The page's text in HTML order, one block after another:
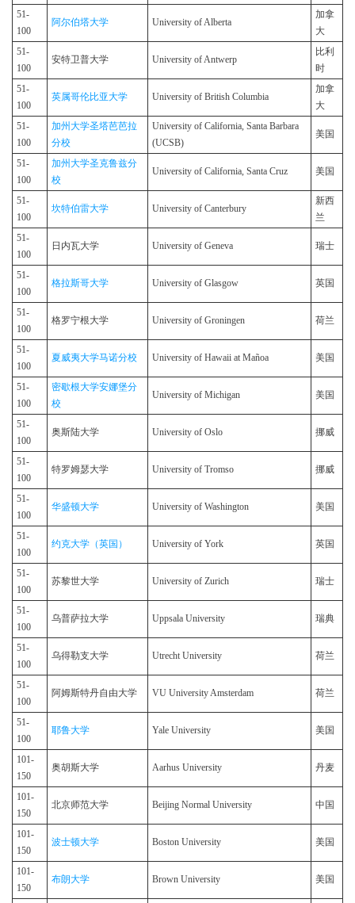
51-
100
阿尔伯塔大学 University of Alberta
加拿
大
51-
100
安特卫普大学 University of Antwerp
比利
时
51-
100
英属哥伦比亚大学 University of British Columbia
加拿
大
51-
100
加州大学圣塔芭芭拉
分校
University of California, Santa Barbara
(UCSB)
美国
51-
100
加州大学圣克鲁兹分
校
University of California, Santa Cruz 美国
51-
100
坎特伯雷大学 University of Canterbury
新西
兰
51-
100
日内瓦大学 University of Geneva 瑞士
51-
100
格拉斯哥大学 University of Glasgow 英国
51-
100
格罗宁根大学 University of Groningen 荷兰
51-
100
夏威夷大学马诺分校 University of Hawaii at Mañoa 美国
51-
100
密歇根大学安娜堡分
校
University of Michigan 美国
51-
100
奥斯陆大学 University of Oslo 挪威
51-
100
特罗姆瑟大学 University of Tromso 挪威
51-
100
华盛顿大学 University of Washington 美国
51-
100
约克大学（英国） University of York 英国
51-
100
苏黎世大学 University of Zurich 瑞士
51-
100
乌普萨拉大学 Uppsala University 瑞典
51-
100
乌得勒支大学 Utrecht University 荷兰
51-
100
阿姆斯特丹自由大学 VU University Amsterdam 荷兰
51-
100
耶鲁大学 Yale University 美国
101-
150
奥胡斯大学 Aarhus University 丹麦
101-
150
北京师范大学 Beijing Normal University 中国
101-
150
波士顿大学 Boston University 美国
101-
150
布朗大学 Brown University 美国